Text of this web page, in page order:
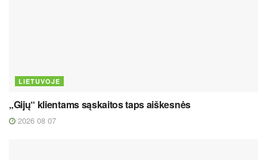
LIETUVOJE
„Gijų“ klientams sąskaitos taps aiškesnės
2026 08 07